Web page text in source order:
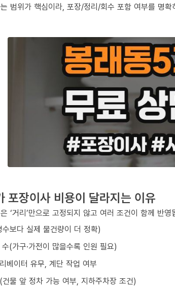
범위가 핵심이라, 포장/정리/회수 포함 여부를 명
포장이사 비용이 달라지는 이유
‘거리’만으로 고정되지 않고 여러 조건이 함께 반영
보다 실제 물건량이 더 정확)
(가구·가전이 많을수록 인원 필요)
베이터 유무, 계단 작업 여부
물 앞 정차 가능 여부, 지하주차장 조건)